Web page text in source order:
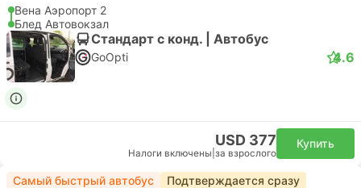
Вена Аэропорт 2
Блед Автовокзал
Стандарт с конд. | Автобус
GoOpti 4.6
USD 377
Налоги включены за взрослого
Купить
Самый быстрый автобус Подтверждается сразу